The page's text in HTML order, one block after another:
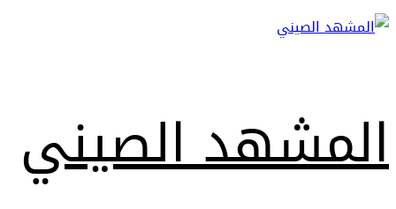
المشهد الصيني